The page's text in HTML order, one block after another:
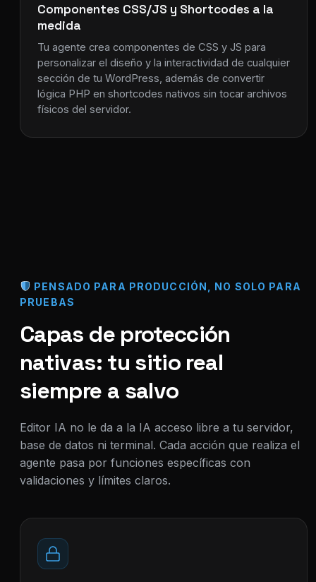
Componentes CSS/JS y Shortcodes a la
medida
Tu agente crea componentes de CSS y JS para
personalizar el diseño y la interactividad de cualquier
sección de tu WordPress, además de convertir
lógica PHP en shortcodes nativos sin tocar archivos
físicos del servidor.
PENSADO PARA PRODUCCIÓN, NO SOLO PARA
PRUEBAS
Capas de protección
nativas: tu sitio real
siempre a salvo
Editor IA no le da a la IA acceso libre a tu servidor,
base de datos ni terminal. Cada acción que realiza el
agente pasa por funciones específicas con
validaciones y límites claros.